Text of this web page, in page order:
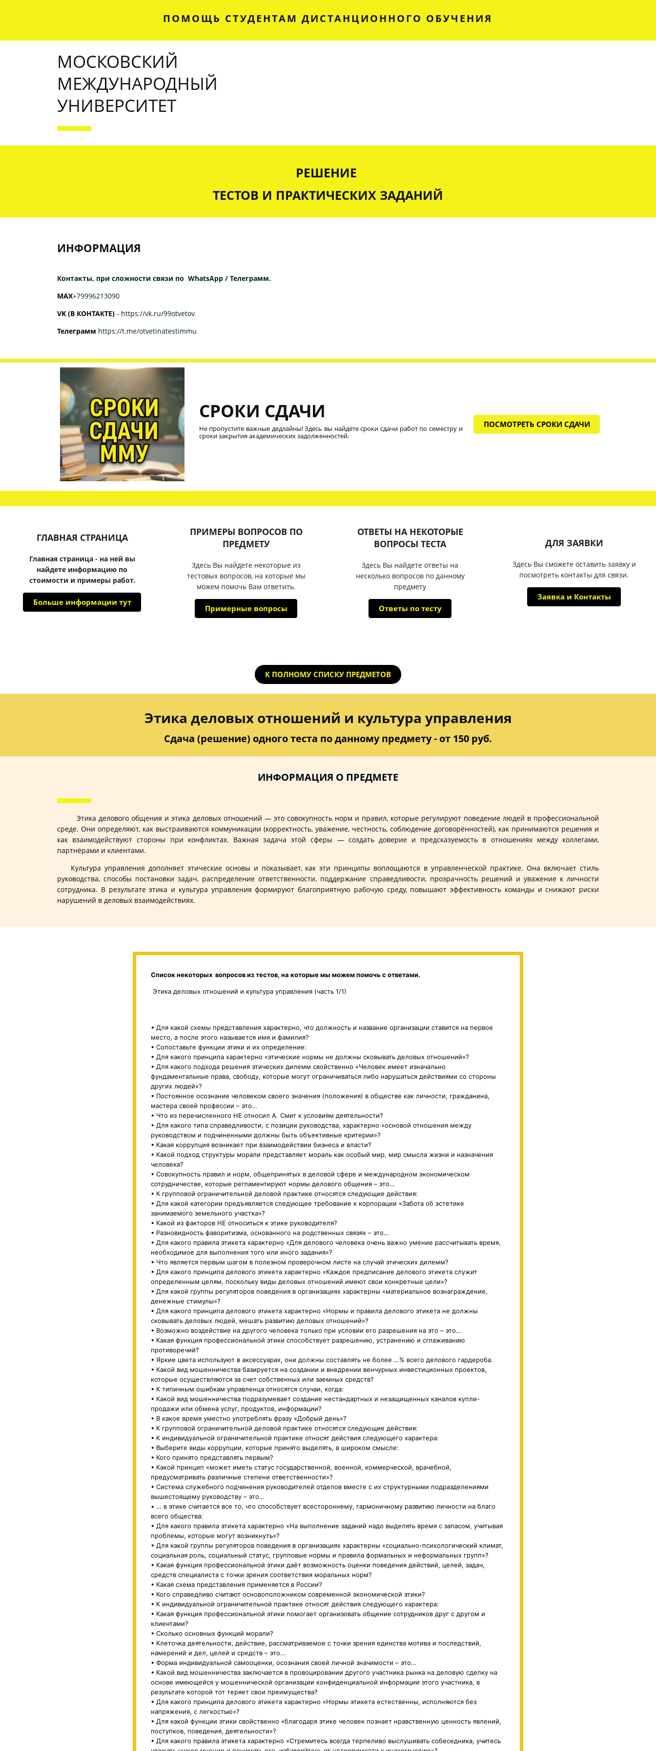
ПОМОЩЬ СТУДЕНТАМ ДИСТАНЦИОННОГО ОБУЧЕНИЯ
МОСКОВСКИЙ
МЕЖДУНАРОДНЫЙ
УНИВЕРСИТЕТ
РЕШЕНИЕ
ТЕСТОВ И ПРАКТИЧЕСКИХ ЗАДАНИЙ
ИНФОРМАЦИЯ
Контакты, при сложности связи по WhatsApp / Телеграмм.
МАХ+79996213090
VK (В КОНТАКТЕ) - https://vk.ru/99otvetov
Телеграмм https://t.me/otvetinatestimmu
СРОКИ СДАЧИ
Не пропустите важные дедлайны! Здесь вы найдёте сроки сдачи работ по семестру и
сроки закрытия академических задолженностей.
ПОСМОТРЕТЬ СРОКИ СДАЧИ
ГЛАВНАЯ СТРАНИЦА
Главная страница - на ней вы
найдете информацию по
стоимости и примеры работ.
Больше информации тут
ПРИМЕРЫ ВОПРОСОВ ПО
ПРЕДМЕТУ
Здесь Вы найдете некоторые из
тестовых вопросов, на которые мы
можем помочь Вам ответить.
Примерные вопросы
ОТВЕТЫ НА НЕКОТОРЫЕ
ВОПРОСЫ ТЕСТА
Здесь Вы найдете ответы на
несколько вопросов по данному
предмету
Ответы по тесту
ДЛЯ ЗАЯВКИ
Здесь Вы сможете оставить заявку и
посмотреть контакты для связи.
Заявка и Контакты
К ПОЛНОМУ СПИСКУ ПРЕДМЕТОВ
Этика деловых отношений и культура управления
Сдача (решение) одного теста по данному предмету - от 150 руб.
ИНФОРМАЦИЯ О ПРЕДМЕТЕ
Этика делового общения и этика деловых отношений — это совокупность норм и правил, которые регулируют поведение людей в профессиональной
среде. Они определяют, как выстраиваются коммуникации (корректность, уважение, честность, соблюдение договорённостей), как принимаются решения и
как взаимодействуют стороны при конфликтах. Важная задача этой сферы — создать доверие и предсказуемость в отношениях между коллегами,
партнёрами и клиентами.
Культура управления дополняет этические основы и показывает, как эти принципы воплощаются в управленческой практике. Она включает стиль
руководства, способы постановки задач, распределение ответственности, поддержание справедливости, прозрачность решений и уважение к личности
сотрудника. В результате этика и культура управления формируют благоприятную рабочую среду, повышают эффективность команды и снижают риски
нарушений в деловых взаимодействиях.
Список некоторых вопросов из тестов, на которые мы можем помочь с ответами.
Этика деловых отношений и культура управления (часть 1/1)
• Для какой схемы представления характерно, что должность и название организации ставится на первое
место, а после этого называется имя и фамилия?
• Сопоставьте функции этики и их определение:
• Для какого принципа характерно «этические нормы не должны сковывать деловых отношений»?
• Для какого подхода решения этических дилемм свойственно «Человек имеет изначально
фундаментальные права, свободу, которые могут ограничиваться либо нарушаться действиями со стороны
других людей»?
• Постоянное осознание человеком своего значения (положения) в обществе как личности, гражданина,
мастера своей профессии – это…
• Что из перечисленного НЕ относил А. Смит к условиям деятельности?
• Для какого типа справедливости, с позиции руководства, характерно «основой отношения между
руководством и подчиненными должны быть объективные критерии»?
• Какая коррупция возникает при взаимодействии бизнеса и власти?
• Какой подход структуры морали представляет мораль как особый мир, мир смысла жизни и назначения
человека?
• Совокупность правил и норм, общепринятых в деловой сфере и международном экономическом
сотрудничестве, которые регламентируют нормы делового общения – это…
• К групповой ограничительной деловой практике относятся следующие действия:
• Для какой категории предъявляется следующее требование к корпорации «Забота об эстетике
занимаемого земельного участка»?
• Какой из факторов НЕ относиться к этике руководителя?
• Разновидность фаворитизма, основанного на родственных связях – это…
• Для какого правила этикета характерно «Для делового человека очень важно умение рассчитывать время,
необходимое для выполнения того или иного задания»?
• Что является первым шагом в полезном проверочном листе на случай этических дилемм?
• Для какого принципа делового этикета характерно «Каждое предписание делового этикета служит
определенным целям, поскольку виды деловых отношений имеют свои конкретные цели»?
• Для какой группы регуляторов поведения в организациях характерны «материальное вознаграждение,
денежные стимулы»?
• Для какого принципа делового этикета характерно «Нормы и правила делового этикета не должны
сковывать деловых людей, мешать развитию деловых отношений»?
• Возможно воздействие на другого человека только при условии его разрешения на это – это…
• Какая функция профессиональной этики способствует разрешению, устранению и сглаживанию
противоречий?
• Яркие цвета используют в аксессуарах, они должны составлять не более …% всего делового гардероба.
• Какой вид мошенничества базируется на создании и внедрении венчурных инвестиционных проектов,
которые осуществляются за счет собственных или заемных средств?
• К типичным ошибкам управленца относятся случаи, когда:
• Какой вид мошенничества подразумевает создание нестандартных и незащищенных каналов купли-
продажи или обмена услуг, продуктов, информации?
• В какое время уместно употреблять фразу «Добрый день»?
• К групповой ограничительной деловой практике относятся следующие действия:
• К индивидуальной ограничительной практике относят действия следующего характера:
• Выберите виды коррупции, которые принято выделять, в широком смысле:
• Кого принято представлять первым?
• Какой принцип «может иметь статус государственной, военной, коммерческой, врачебной,
предусматривать различные степени ответственности»?
• Система служебного подчинения руководителей отделов вместе с их структурными подразделениями
вышестоящему руководству – это…
• … в этике считается все то, что способствует всестороннему, гармоничному развитию личности на благо
всего общества:
• Для какого правила этикета характерно «На выполнение заданий надо выделять время с запасом, учитывая
проблемы, которые могут возникнуть»?
• Для какой группы регуляторов поведения в организациях характерны «социально-психологический климат,
социальная роль, социальный статус, групповые нормы и правила формальных и неформальных групп»?
• Какая функция профессиональной этики даёт возможность оценки поведения действий, целей, задач,
средств специалиста с точки зрения соответствия моральных норм?
• Какая схема представления применяется в России?
• Кого справедливо считают основоположником современной экономической этики?
• К индивидуальной ограничительной практике относят действия следующего характера:
• Какая функция профессиональной этики помогает организовать общение сотрудников друг с другом и
клиентами?
• Сколько основных функций морали?
• Клеточка деятельности, действие, рассматриваемое с точки зрения единства мотива и последствий,
намерений и дел, целей и средств – это…
• Форма индивидуальной самооценки, осознания своей личной значимости – это…
• Какой вид мошенничества заключается в провоцировании другого участника рынка на деловую сделку на
основе имеющейся у мошеннической организации конфиденциальной информации этого участника, в
результате которой тот теряет свои преимущества?
• Для какого принципа делового этикета характерно «Нормы этикета естественны, исполняются без
напряжения, с легкостью»?
• Для какой функции этики свойственно «благодаря этике человек познает нравственную ценность явлений,
поступков, поведения, деятельности»?
• Для какого правила этикета характерно «Стремитесь всегда терпеливо выслушивать собеседника, учитесь